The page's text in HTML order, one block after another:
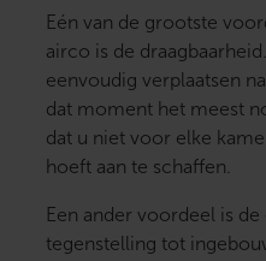
Eén van de grootste
airco is de
eenvoudig verplaatsen
dat moment het meest
dat u niet voor elke
hoeft aan te schaffen.
Een ander voordeel is
tegenstelling tot